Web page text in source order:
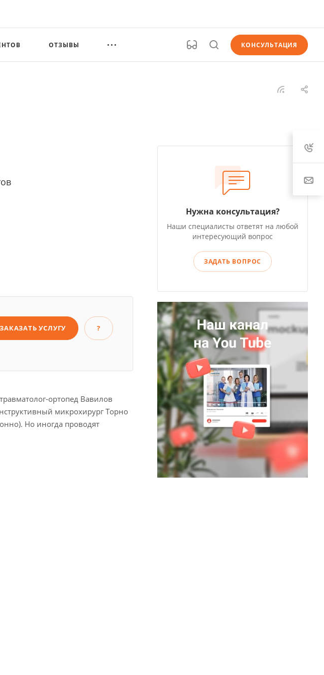
ОТЗЫВЫ КОНСУЛЬТАЦИЯ
ЗАКАЗАТЬ УСЛУГУ ?
ортопед Вавилов
микрохирург Торно
Но иногда проводят
Нужна консультация?
Наши специалисты ответят на любой
интересующий вопрос
ЗАДАТЬ ВОПРОС